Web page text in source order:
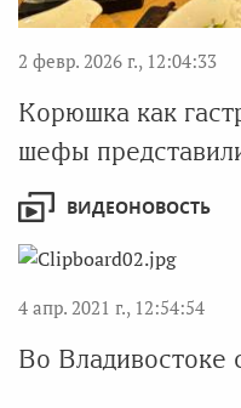
2 февр. 2026 г., 12:04:33
Корюшка как
шефы
ВИДЕОНОВОСТЬ
4 апр. 2021 г., 12:54:54
Во Владивостоке